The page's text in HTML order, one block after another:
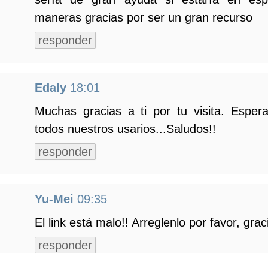
maneras gracias por ser un gran recurso
responder
Edaly 18:01
Muchas gracias a ti por tu visita.
todos nuestros usarios...Saludos!!
responder
Yu-Mei 09:35
El link está malo!! Arreglenlo por favor,
responder